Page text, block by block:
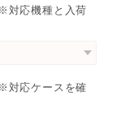
対応機種と入荷
対応ケースを確